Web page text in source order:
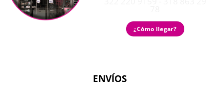
¿Cómo llegar?
ENVÍOS